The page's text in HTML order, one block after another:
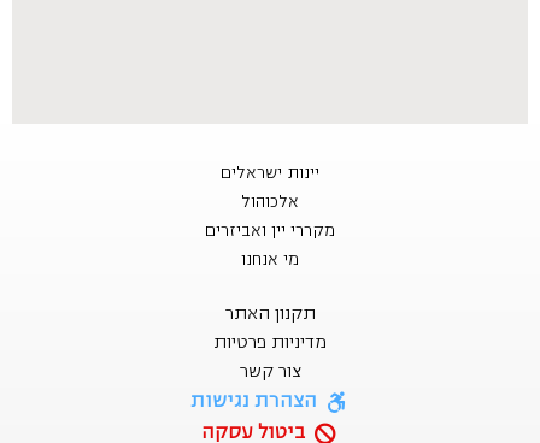
יינות ישראלים
אלכוהול
מקררי יין ואביזרים
מי אנחנו
תקנון האתר
מדיניות פרטיות
צור קשר
הצהרת נגישות
ביטול עסקה